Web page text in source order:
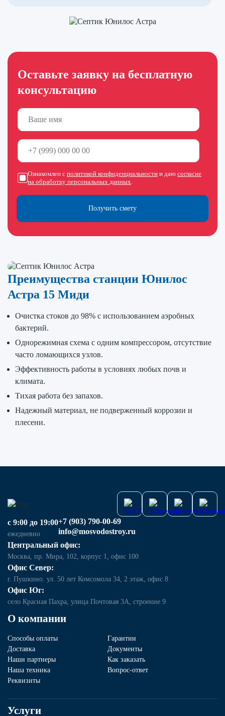
Оставьте заявку на бесплатную
консультацию
Получить смету
Ознакомлен с политикой конфиденциальности и даю согласие
на обработку персональных данных
Преимущества станции Юнилос
Астра 15 Миди
Очистка стоков до 98% с использованием аэробных
бактерий.
Однорежимная схема с одним компрессором, отсутствие
часто ломающихся узлов.
Эффективность работы в условиях любых почв и
климата.
Тихая работа без запахов.
Надежный материал, не подверженный коррозии и
плесени.
О компании
Способы оплаты
Гарантии
Доставка
Документы
Наши партнеры
Как заказать
Наша техника
Вопрос-ответ
Реквизиты
Услуги
с 9:00 до 19:00
ежедневно
+7 (903) 790-00-69
info@mosvodostroy.ru
Центральный офис:
Москва, пр. Мира, 102, корпус 1, офис 100
Офис Север:
г. Пушкино. ул. 50 лет Комсомола 34, 2 этаж, офис 8
Офис Юг:
село Красная Пахра, улица Почтовая 3А, строение 9